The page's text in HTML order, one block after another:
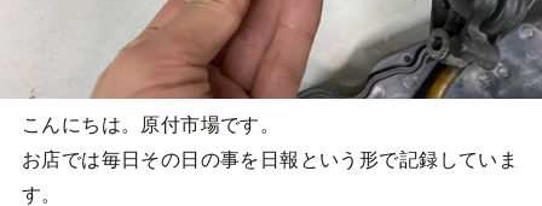
こんにちは。原付市場です。
お店では毎日その日の事を日報という形で記録していま
す。